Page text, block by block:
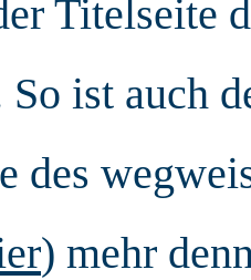
Titelseite
ist auch
des
) mehr